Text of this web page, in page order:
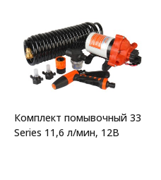
Комплект помывочный 33
Series 11,6 л/мин, 12В